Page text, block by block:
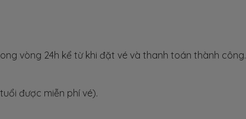
vòng 24h kể từ khi đặt vé và thanh toán thành công.
được miễn phí vé).